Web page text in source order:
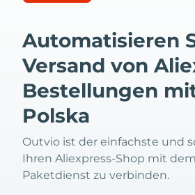
Automatisieren
Versand von
Bestellungen
Polska
Outvio ist der einfachste und
Ihren Aliexpress-Shop mit
Paketdienst zu verbinden.